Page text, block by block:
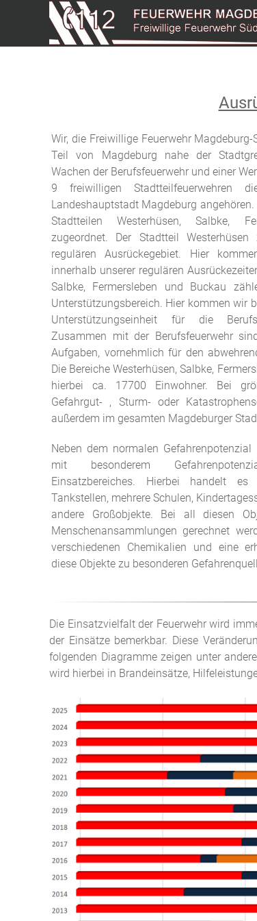
Wir, die Freiwillige Feuerwehr
Teil von Magdeburg nahe der
Wachen der Berufsfeuerwehr und einer
9 freiwilligen Stadtteilfeuerwehren
Landeshauptstadt Magdeburg
Stadtteilen Westerhüsen, Salbke,
zugeordnet. Der Stadtteil
regulären Ausrückegebiet. Hier
innerhalb unserer regulären
Salbke, Fermersleben und Buckau
Unterstützungsbereich. Hier kommen wir
Unterstützungseinheit für die
Zusammen mit der Berufsfeuerwehr
Aufgaben, vornehmlich für den
Die Bereiche Westerhüsen, Salbke,
hierbei ca. 17700 Einwohner. Bei
Gefahrgut- , Sturm- oder
außerdem im gesamten Magdeburger
Neben dem normalen
mit besonderem
Einsatzbereiches. Hierbei handelt
Tankstellen, mehrere Schulen,
andere Großobjekte. Bei all diesen
Menschenansammlungen gerechnet
verschiedenen Chemikalien und eine
diese Objekte zu besonderen
Die Einsatzvielfalt der Feuerwehr wird
der Einsätze bemerkbar. Diese
folgenden Diagramme zeigen unter
wird hierbei in Brandeinsätze,